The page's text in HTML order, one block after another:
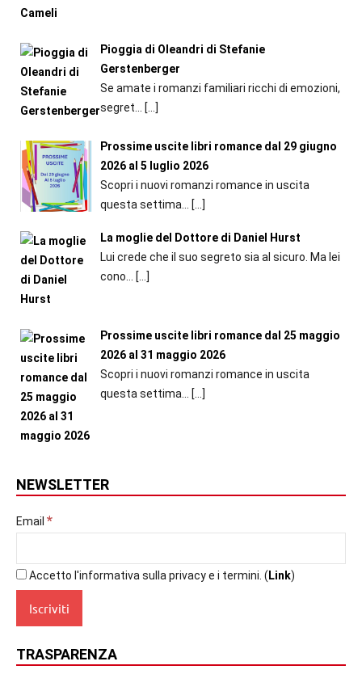
Pioggia di Oleandri di Stefanie
Gerstenberger
Se amate i romanzi familiari ricchi di emozioni,
segret...
[…]
Prossime uscite libri romance dal 29 giugno
2026 al 5 luglio 2026
Scopri i nuovi romanzi romance in uscita
questa settima... […]
La moglie del Dottore di Daniel Hurst
Lui crede che il suo segreto sia al sicuro. Ma lei
cono...
[…]
Prossime uscite libri romance dal 25 maggio
2026 al 31 maggio 2026
Scopri i nuovi romanzi romance in uscita
questa settima...
[…]
NEWSLETTER
Email *
Accetto l'informativa sulla privacy e i termini. ( Link)
TRASPARENZA